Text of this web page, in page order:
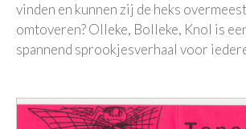
vinden en kunnen zij de heks
omtoveren? Olleke, Bolleke, Knol is
spannend sprookjesverhaal voor